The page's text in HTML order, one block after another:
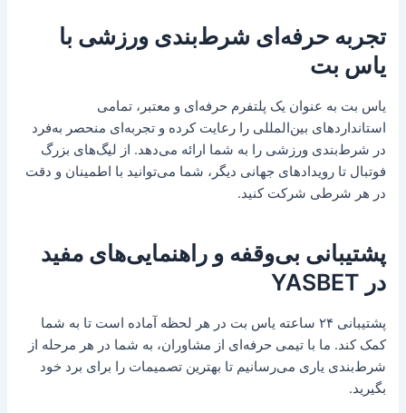
تجربه حرفه‌ای شرط‌بندی ورزشی با
یاس بت
یاس بت به عنوان یک پلتفرم حرفه‌ای و معتبر، تمامی
استانداردهای بین‌المللی را رعایت کرده و تجربه‌ای منحصر به‌فرد
در شرط‌بندی ورزشی را به شما ارائه می‌دهد. از لیگ‌های بزرگ
فوتبال تا رویدادهای جهانی دیگر، شما می‌توانید با اطمینان و دقت
در هر شرطی شرکت کنید.
پشتیبانی بی‌وقفه و راهنمایی‌های مفید
در YASBET
پشتیبانی ۲۴ ساعته یاس بت در هر لحظه آماده است تا به شما
کمک کند. ما با تیمی حرفه‌ای از مشاوران، به شما در هر مرحله از
شرط‌بندی یاری می‌رسانیم تا بهترین تصمیمات را برای برد خود
بگیرید.